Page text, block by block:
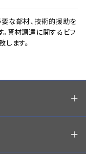
な部材、技術的援助を
資材調達に関するビフ
ます。